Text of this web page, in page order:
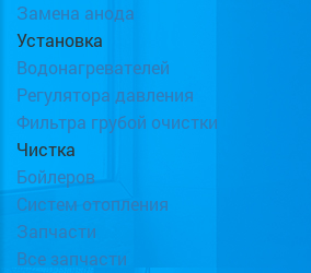
Замена анода
Установка
Водонагревателей
Регулятора давления
Фильтра грубой очистки
Чистка
Бойлеров
Систем отопления
Запчасти
Все запчасти